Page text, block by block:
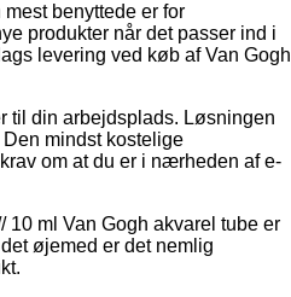
benyttede er for
produkter når det passer ind i
levering ved køb af Van Gogh
til din arbejdsplads. Løsningen
mindst kostelige
om at du er i nærheden af e-
10 ml Van Gogh akvarel tube er
øjemed er det nemlig